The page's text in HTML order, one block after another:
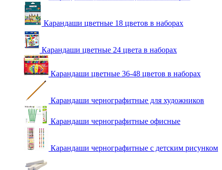
Карандаши цветные 18 цветов в наборах
Карандаши цветные 24 цвета в наборах
Карандаши цветные 36-48 цветов в наборах
Карандаши чернографитные для художников
Карандаши чернографитные офисные
Карандаши чернографитные с детским рисунком